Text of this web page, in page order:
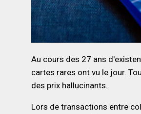
Au cours des 27 ans
cartes rares ont vu le jour.
des prix hallucinants.
Lors de transactions entre